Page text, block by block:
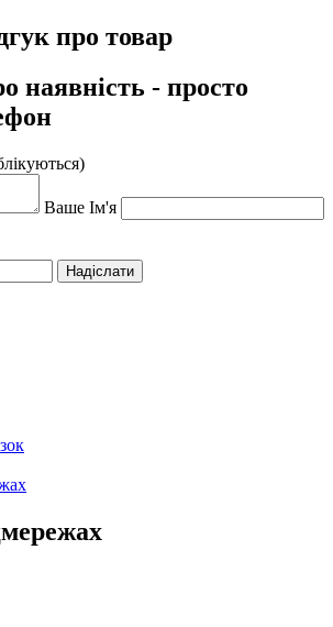
про товар
наявність - просто
Ваше Ім'я